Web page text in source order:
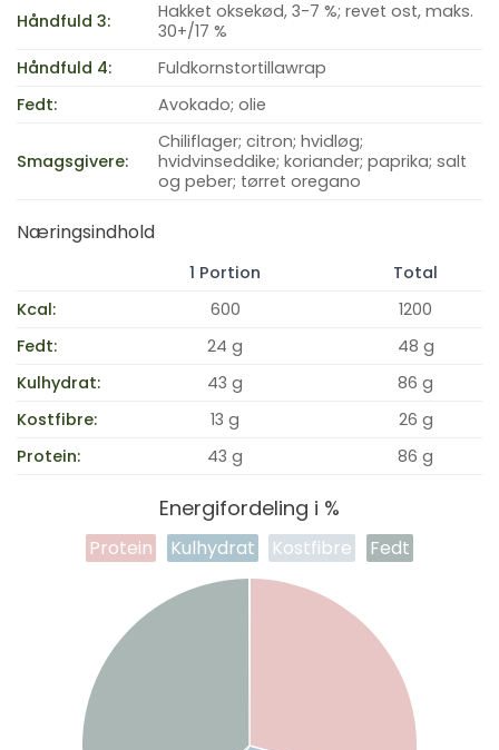
Håndfuld 3:
Hakket oksekød, 3-7 %; revet ost, maks.
30+/17 %
Håndfuld 4:
Fuldkornstortillawrap
Fedt:
Avokado; olie
Smagsgivere:
Chiliflager; citron; hvidløg;
hvidvinseddike; koriander; paprika; salt
og peber; tørret oregano
Næringsindhold
1 Portion
Total
Kcal:
600
1200
Fedt:
24 g
48 g
Kulhydrat:
43 g
86 g
Kostfibre:
13 g
26 g
Protein:
43 g 86 g
Energifordeling i %
Protein Kulhydrat Kostfibre Fedt